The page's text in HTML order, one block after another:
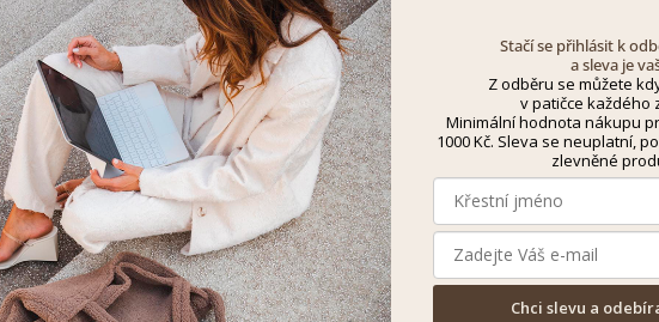
Stačí se přihlásit k
a sleva je
Z odběru se můžete
v patičce každého
Minimální hodnota nákupu
1000 Kč. Sleva se neuplatní,
zlevněné
Chci slevu a